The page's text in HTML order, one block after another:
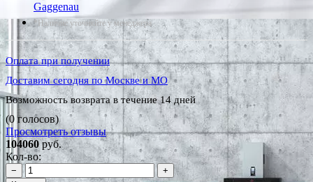
Gaggenau
*Наличие уточняйте у менеджера
Оплата при получении
Доставим сегодня по Москве и МО
Возможность возврата в течение 14 дней
(0 голосов)
Просмотреть отзывы
104060руб.
Кол-во:
−
+